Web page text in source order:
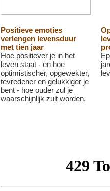
Positieve emoties
verlengen levensduur
met tien jaar
Hoe positiever je in het
leven staat - en hoe
optimistischer, opgewekter,
tevredener en gelukkiger je
bent - hoe ouder zul je
waarschijnlijk zult worden.